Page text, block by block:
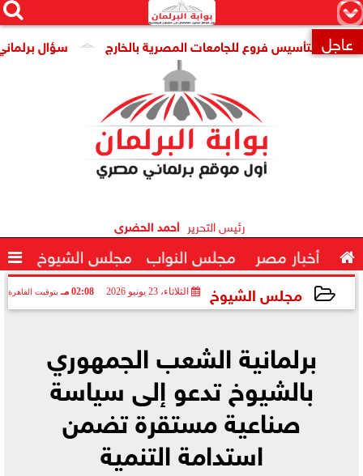
×


 عاجل سؤال برلماني لتأسيس فروع للجامعات المصرية بالخارج
رئيس التحرير أحمد الحضرى
 أخبار مصر مجلس النواب مجلس الشيوخ 
مجلس الشيوخ الثلاثاء، 23 يونيو 2026 02:08 مـ بتوقيت القاهرة
برلمانية الشعب الجمهوري
بالشيوخ تدعو إلى سياسة
صناعية مستقرة تضمن
استدامة التنمية